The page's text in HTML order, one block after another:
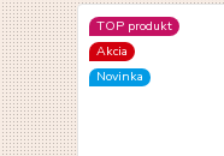
TOP produkt
Akcia
Novinka